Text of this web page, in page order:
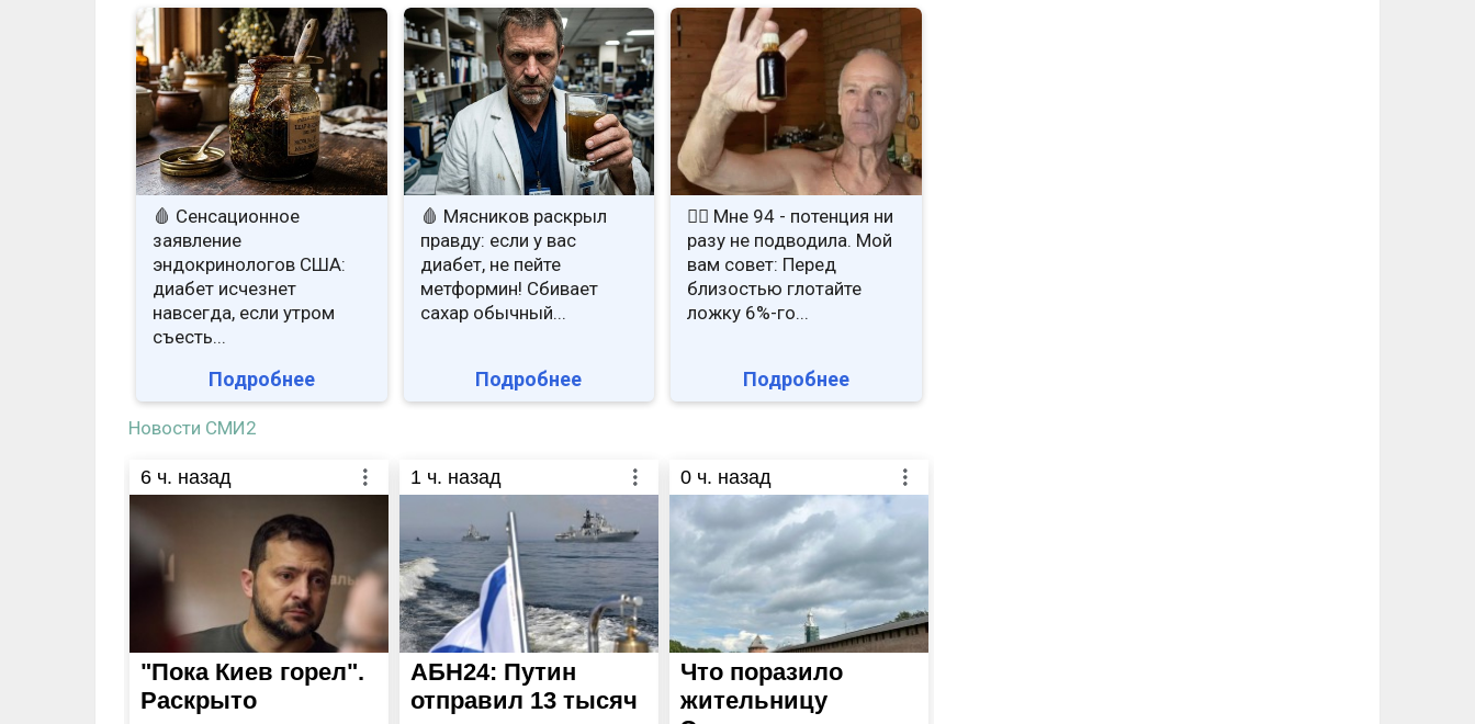
🩸 Сенсационное
заявление
эндокринологов США:
диабет исчезнет
навсегда, если утром
съесть...
Подробнее
🩸 Мясников раскрыл
правду: если у вас
диабет, не пейте
метформин! Сбивает
сахар обычный...
Подробнее
❤️‍🔥 Мне 94 - потенция ни
разу не подводила. Мой
вам совет: Перед
близостью глотайте
ложку 6%-го...
Подробнее
Новости СМИ2
6 ч. назад
"Пока Киев горел".
Раскрыто
1 ч. назад
АБН24: Путин
отправил 13 тысяч
0 ч. назад
Что поразило
жительницу